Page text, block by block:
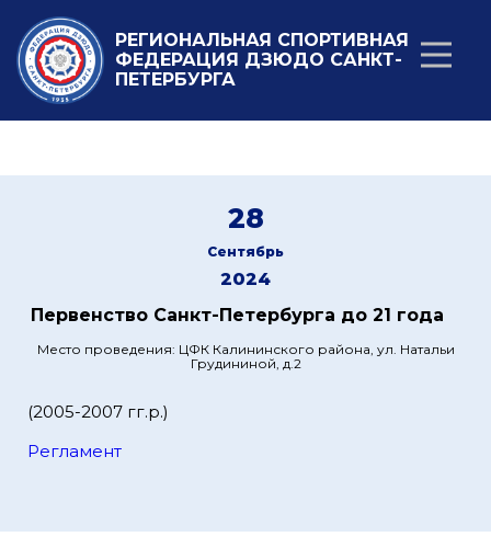
РЕГИОНАЛЬНАЯ СПОРТИВНАЯ
ФЕДЕРАЦИЯ ДЗЮДО САНКТ-
ПЕТЕРБУРГА
28
Сентябрь
2024
Первенство Санкт-Петербурга до 21 года
Место проведения: ЦФК Калининского района, ул. Натальи
Грудининой, д.2
(2005-2007 гг.р.)
Регламент